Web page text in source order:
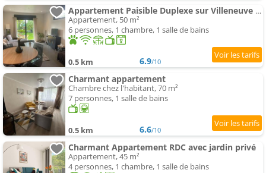
Appartement Paisible Duplexe sur Villeneuve d ascq
Appartement, 50 m²
6 personnes, 1 chambre, 1 salle de bains
0.5 km 6.9/10
Charmant appartement
Chambre chez l'habitant, 70 m²
7 personnes, 1 salle de bains
0.5 km 6.6/10
Charmant Appartement RDC avec jardin privé
Appartement, 45 m²
4 personnes, 1 chambre, 1 salle de bains